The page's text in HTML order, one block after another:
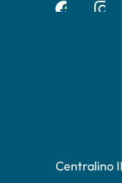
Centralino